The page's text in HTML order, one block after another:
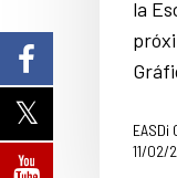
la
EASDi
11/02/